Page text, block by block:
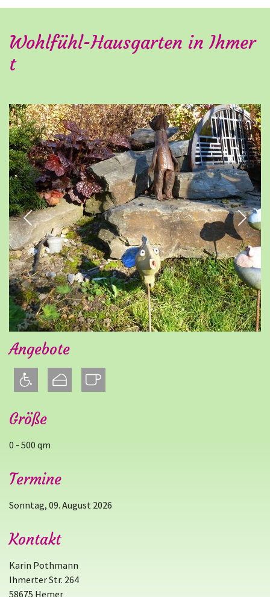
September haben wir bis 23+ Uhr geöffnet!
Wohlfühl-Hausgarten in Ihmer
t
Previous Next
Angebote
Größe
0 - 500 qm
Termine
Sonntag, 09. August 2026
Kontakt
Karin Pothmann
Ihmerter Str. 264
58675 Hemer